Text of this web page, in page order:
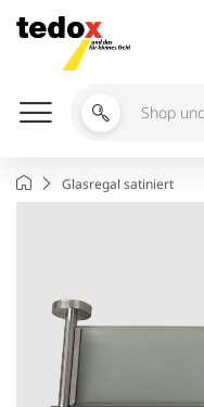
Inhalt
springen
Shop
durchsuchen
StartseiteGlasregal satiniert